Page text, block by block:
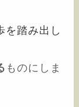
を踏み出し
ものにしま